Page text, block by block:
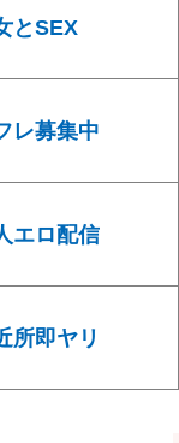
とSEX
レ募集中
エロ配信
所即ヤリ